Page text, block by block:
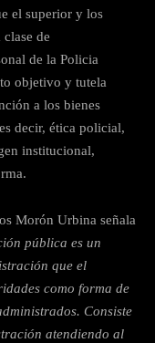
el superior y los
de
de la Policia
objetivo y tutela
a los bienes
decir, ética policial,
institucional,
Morón Urbina señala
pública es un
que el
como forma de
Consiste
atendiendo al